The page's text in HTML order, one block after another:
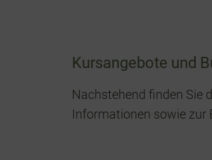
Kursangebote und
Nachstehend finden Sie
Informationen sowie zur